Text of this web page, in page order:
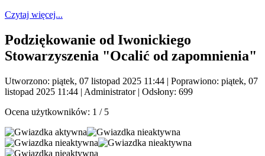
Czytaj więcej...
Podziękowanie od Iwonickiego
Stowarzyszenia "Ocalić od zapomnienia"
Utworzono: piątek, 07 listopad 2025 11:44 | Poprawiono: piątek, 07
listopad 2025 11:44 | Administrator| Odsłony: 699
Ocena użytkowników: 1 / 5